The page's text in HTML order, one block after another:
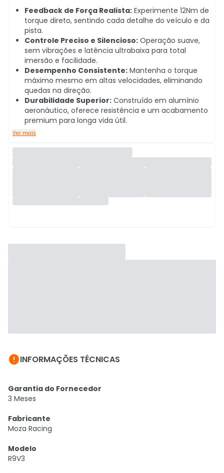
Feedback de Força Realista: Experimente 12Nm de
torque direto, sentindo cada detalhe do veículo e da
pista.
Controle Preciso e Silencioso: Operação suave,
sem vibrações e latência ultrabaixa para total
imersão e facilidade.
Desempenho Consistente: Mantenha o torque
máximo mesmo em altas velocidades, eliminando
quedas na direção.
Durabilidade Superior: Construído em alumínio
aeronáutico, oferece resistência e um acabamento
premium para longa vida útil.
Ver mais
INFORMAÇÕES TÉCNICAS
Garantia do Fornecedor
3 Meses
Fabricante
Moza Racing
Modelo
R9V3